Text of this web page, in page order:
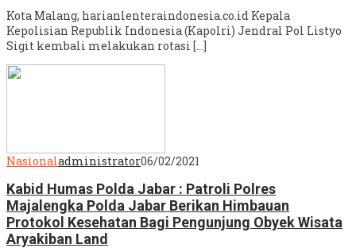
Kota Malang, harianlenteraindonesia.co.id Kepala
Kepolisian Republik Indonesia (Kapolri) Jendral Pol Listyo
Sigit kembali melakukan rotasi […]
Nasionaladministrator06/02/2021
Kabid Humas Polda Jabar : Patroli Polres
Majalengka Polda Jabar Berikan Himbauan
Protokol Kesehatan Bagi Pengunjung Obyek Wisata
Aryakiban Land